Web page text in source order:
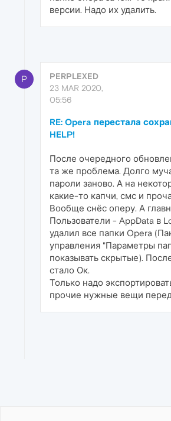
версии. Надо их удалить.
P
PERPLEXED
23 MAR 2020,
05:56
RE: Opera перестала
HELP!
После очередного
та же проблема. Долго
пароли заново. А на
какие-то капчи, смс и
Вообще снёс оперу. А
Пользователи - AppData в
удалил все папки Opera
управления "Параметры
показывать скрытые).
стало Ок.
Только надо
прочие нужные вещи